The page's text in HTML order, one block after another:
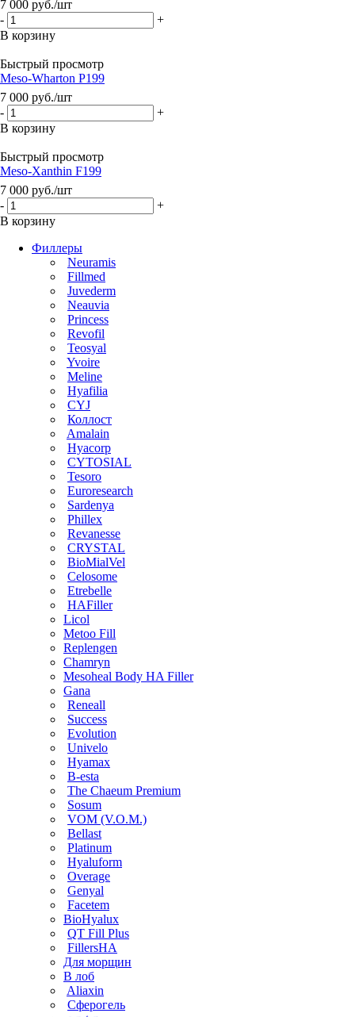
7 000 руб./шт
-
+
В корзину
Быстрый просмотр
Meso-Wharton P199
7 000 руб./шт
-
+
В корзину
Быстрый просмотр
Meso-Xanthin F199
7 000 руб./шт
-
+
В корзину
Филлеры
Neuramis
Fillmed
Juvederm
Neauvia
Princess
Revofil
Teosyal
Yvoire
Meline
Hyafilia
CYJ
Коллост
Amalain
Hyacorp
CYTOSIAL
Tesoro
Euroresearch
Sardenya
Phillex
Revanesse
CRYSTAL
BioMialVel
Celosome
Etrebelle
HAFiller
Licol
Metoo Fill
Replengen
Chamryn
Mesoheal Body HA Filler
Gana
Reneall
Success
Evolution
Univelo
Hyamax
B-esta
The Chaeum Premium
Sosum
VOM (V.O.M.)
Bellast
Platinum
Hyaluform
Overage
Genyal
Facetem
BioHyalux
QT Fill Plus
FillersHA
Для морщин
В лоб
Aliaxin
Сферогель